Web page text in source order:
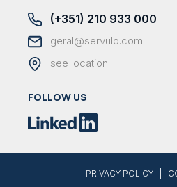
(+351) 210 933 000
geral@servulo.com
see location
FOLLOW US
PRIVACY POLICY